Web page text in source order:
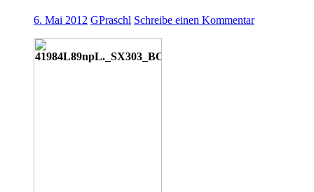
6. Mai 2012 GPraschl Schreibe einen Kommentar